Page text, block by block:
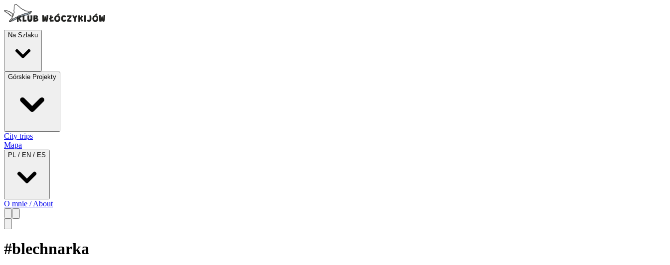
Na Szlaku
Górskie Projekty
City trips
Mapa
PL / EN / ES
O mnie / About
#blechnarka